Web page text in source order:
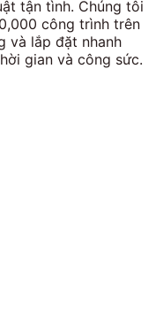
tận tình. Chúng tôi
công trình trên
và lắp đặt nhanh
gian và công sức.